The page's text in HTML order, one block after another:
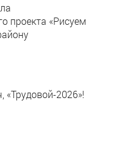
проекта «Рисуем
«Трудовой-2026»!